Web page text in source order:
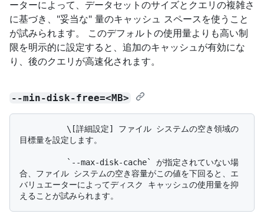
ーターによって、データセットのサイズとクエリの複雑さ
に基づき、"妥当な" 量のキャッシュ スペースを使うこと
が試みられます。 このデフォルトの使用量よりも高い制
限を明示的に設定すると、追加のキャッシュが有効にな
り、後のクエリが高速化されます。
--min-disk-free=<MB>
目標量を設定します。
合、ファイル システムの空き容量がこの値を下回ると、エ
バリュエーターによってディスク キャッシュの使用量を抑